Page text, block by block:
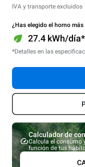
IVA y transporte excluidos
¿Has elegido el horno más
27.4 kWh/
*Detalles en las
Calculador de
Calcula el consumo
función de tus